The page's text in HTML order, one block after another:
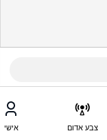
צבע אדום אישי